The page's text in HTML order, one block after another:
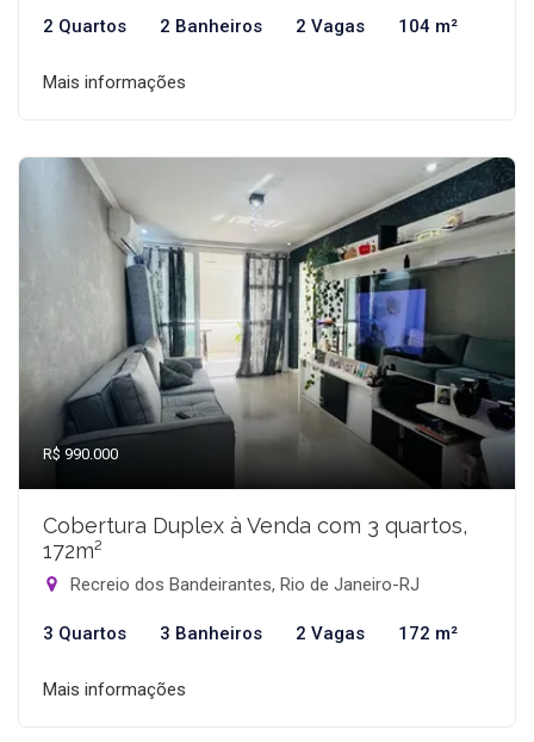
2 Quartos 2 Banheiros 2 Vagas 104 m²
Mais informações
R$ 990.000
Cobertura Duplex à Venda com 3 quartos,
172m²
Recreio dos Bandeirantes, Rio de Janeiro-RJ
3 Quartos 3 Banheiros 2 Vagas 172 m²
Mais informações